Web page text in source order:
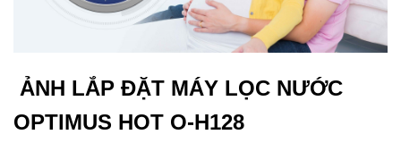
ẢNH LẮP ĐẶT MÁY LỌC NƯỚC
OPTIMUS HOT O-H128